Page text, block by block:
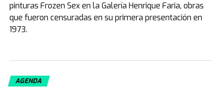
pinturas Frozen Sex en la Galería Henrique Faria, obras
que fueron censuradas en su primera presentación en
1973.
AGENDA